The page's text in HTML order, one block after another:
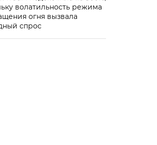
волатильность режима
огня вызвала
спрос